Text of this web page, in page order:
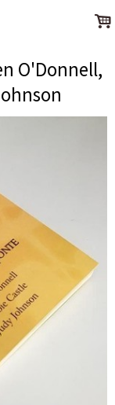
.
O'Donnell,